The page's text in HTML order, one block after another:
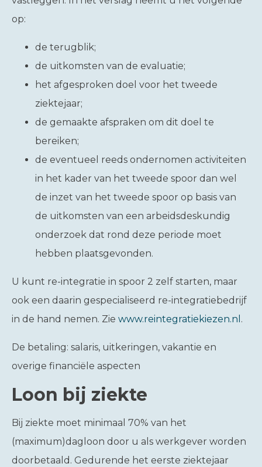
op:
de terugblik;
de uitkomsten van de evaluatie;
het afgesproken doel voor het tweede
ziektejaar;
de gemaakte afspraken om dit doel te
bereiken;
de eventueel reeds ondernomen activiteiten
in het kader van het tweede spoor dan wel
de inzet van het tweede spoor op basis van
de uitkomsten van een arbeidsdeskundig
onderzoek dat rond deze periode moet
hebben plaatsgevonden.
U kunt re-integratie in spoor 2 zelf starten, maar
ook een daarin gespecialiseerd re-integratiebedrijf
in de hand nemen. Zie www.reintegratiekiezen.nl .
De betaling: salaris, uitkeringen, vakantie en
overige financiële aspecten
Loon bij ziekte
Bij ziekte moet minimaal 70% van het
(maximum)dagloon door u als werkgever worden
doorbetaald. Gedurende het eerste ziektejaar